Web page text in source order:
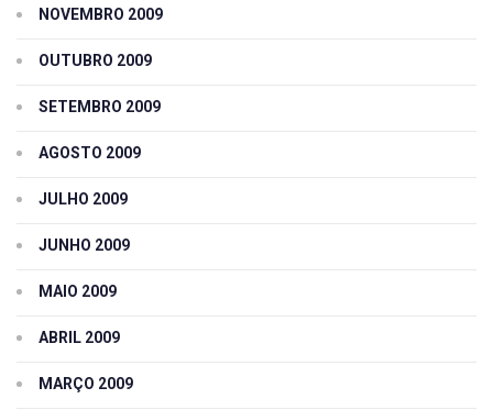
NOVEMBRO 2009
OUTUBRO 2009
SETEMBRO 2009
AGOSTO 2009
JULHO 2009
JUNHO 2009
MAIO 2009
ABRIL 2009
MARÇO 2009